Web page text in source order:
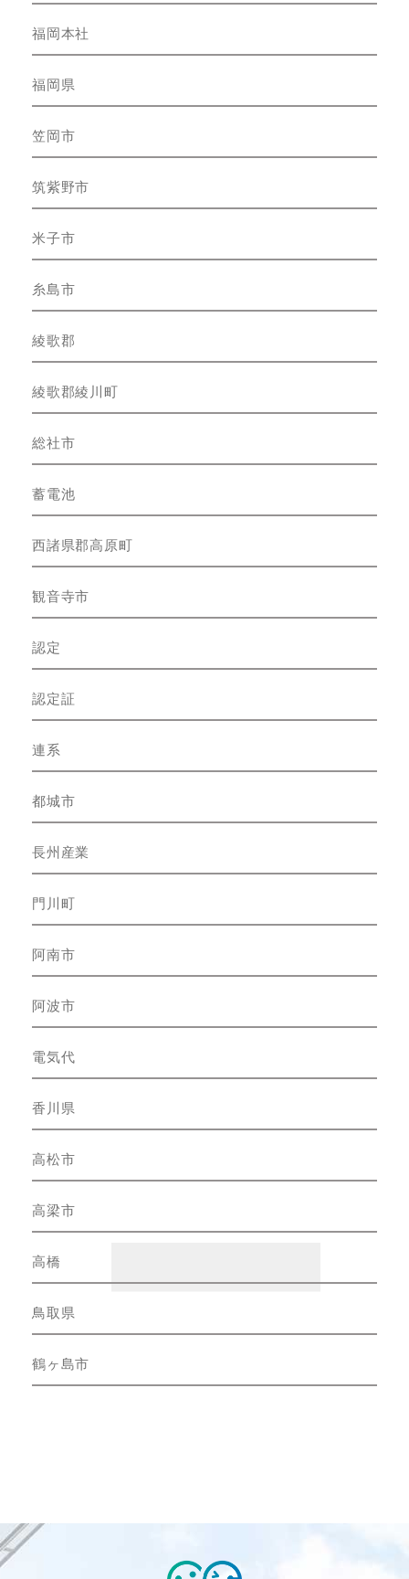
福岡本社
福岡県
笠岡市
筑紫野市
米子市
糸島市
綾歌郡
綾歌郡綾川町
総社市
蓄電池
西諸県郡高原町
観音寺市
認定
認定証
連系
都城市
長州産業
門川町
阿南市
阿波市
電気代
香川県
高松市
高梁市
高橋
鳥取県
鶴ヶ島市